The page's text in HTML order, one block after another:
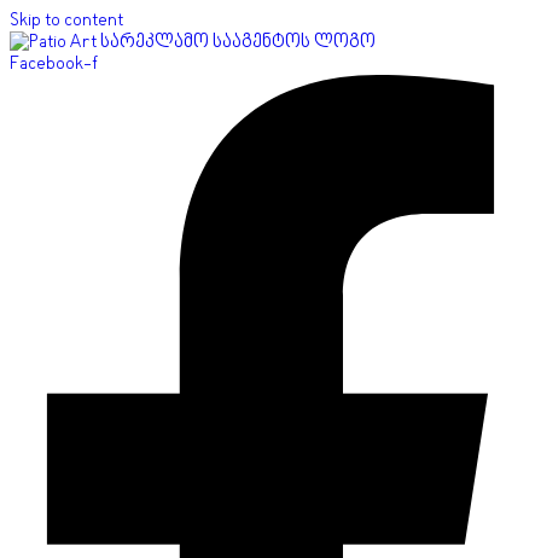
Skip to content
Facebook-f